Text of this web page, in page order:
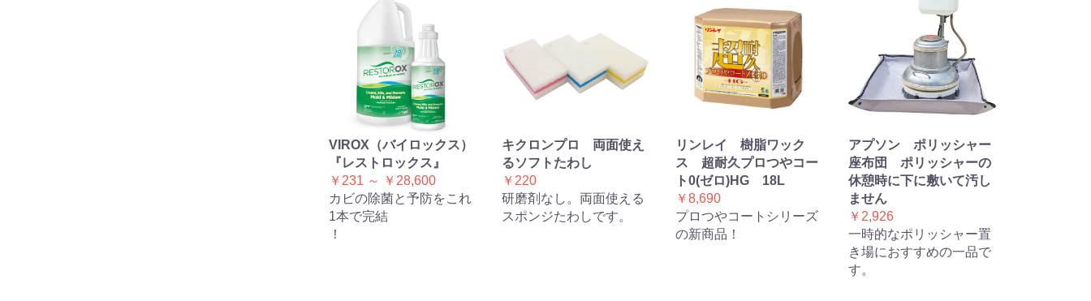
VIROX（バイロックス）
『レストロックス』
￥231 ～ ￥28,600
カビの除菌と予防をこれ
1本で完結
！
キクロンプロ 両面使え
るソフトたわし
￥220
研磨剤なし。両面使える
スポンジたわしです。
リンレイ 樹脂ワック
ス 超耐久プロつやコー
ト0(ゼロ)HG 18L
￥8,690
プロつやコートシリーズ
の新商品！
アプソン ポリッシャー
座布団 ポリッシャーの
休憩時に下に敷いて汚し
ません
￥2,926
一時的なポリッシャー置
き場におすすめの一品で
す。